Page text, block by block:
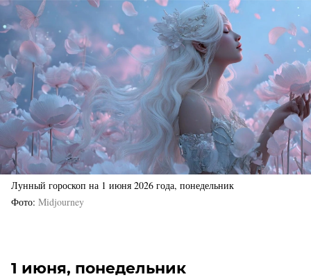
Лунный гороскоп на 1 июня 2026 года, понедельник
Фото Midjourney
1 июня, понедельник